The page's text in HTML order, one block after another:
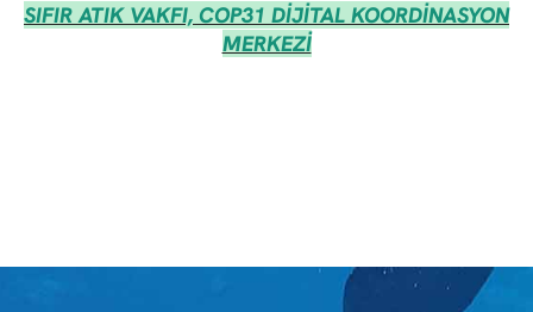
SIFIR ATIK VAKFI, COP31 DİJİTAL KOORDİNASYON
MERKEZİ